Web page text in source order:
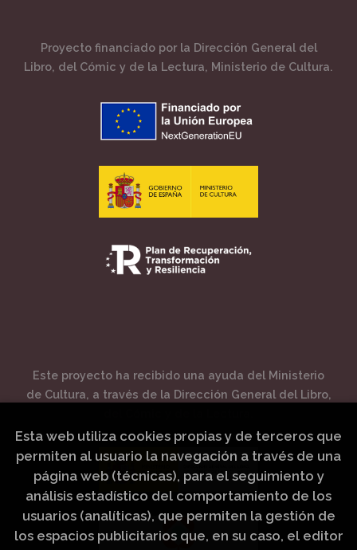
Proyecto financiado por la Dirección General del
Libro, del Cómic y de la Lectura, Ministerio de Cultura.
Este proyecto ha recibido una ayuda del Ministerio
de Cultura, a través de la Dirección General del Libro,
Esta web utiliza cookies propias y de terceros que
permiten al usuario la navegación a través de una
página web (técnicas), para el seguimiento y
análisis estadístico del comportamiento de los
usuarios (analíticas), que permiten la gestión de
los espacios publicitarios que, en su caso, el editor